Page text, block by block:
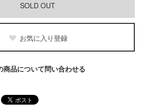
SOLD OUT
お気に入り登録
商品について問い合わせる